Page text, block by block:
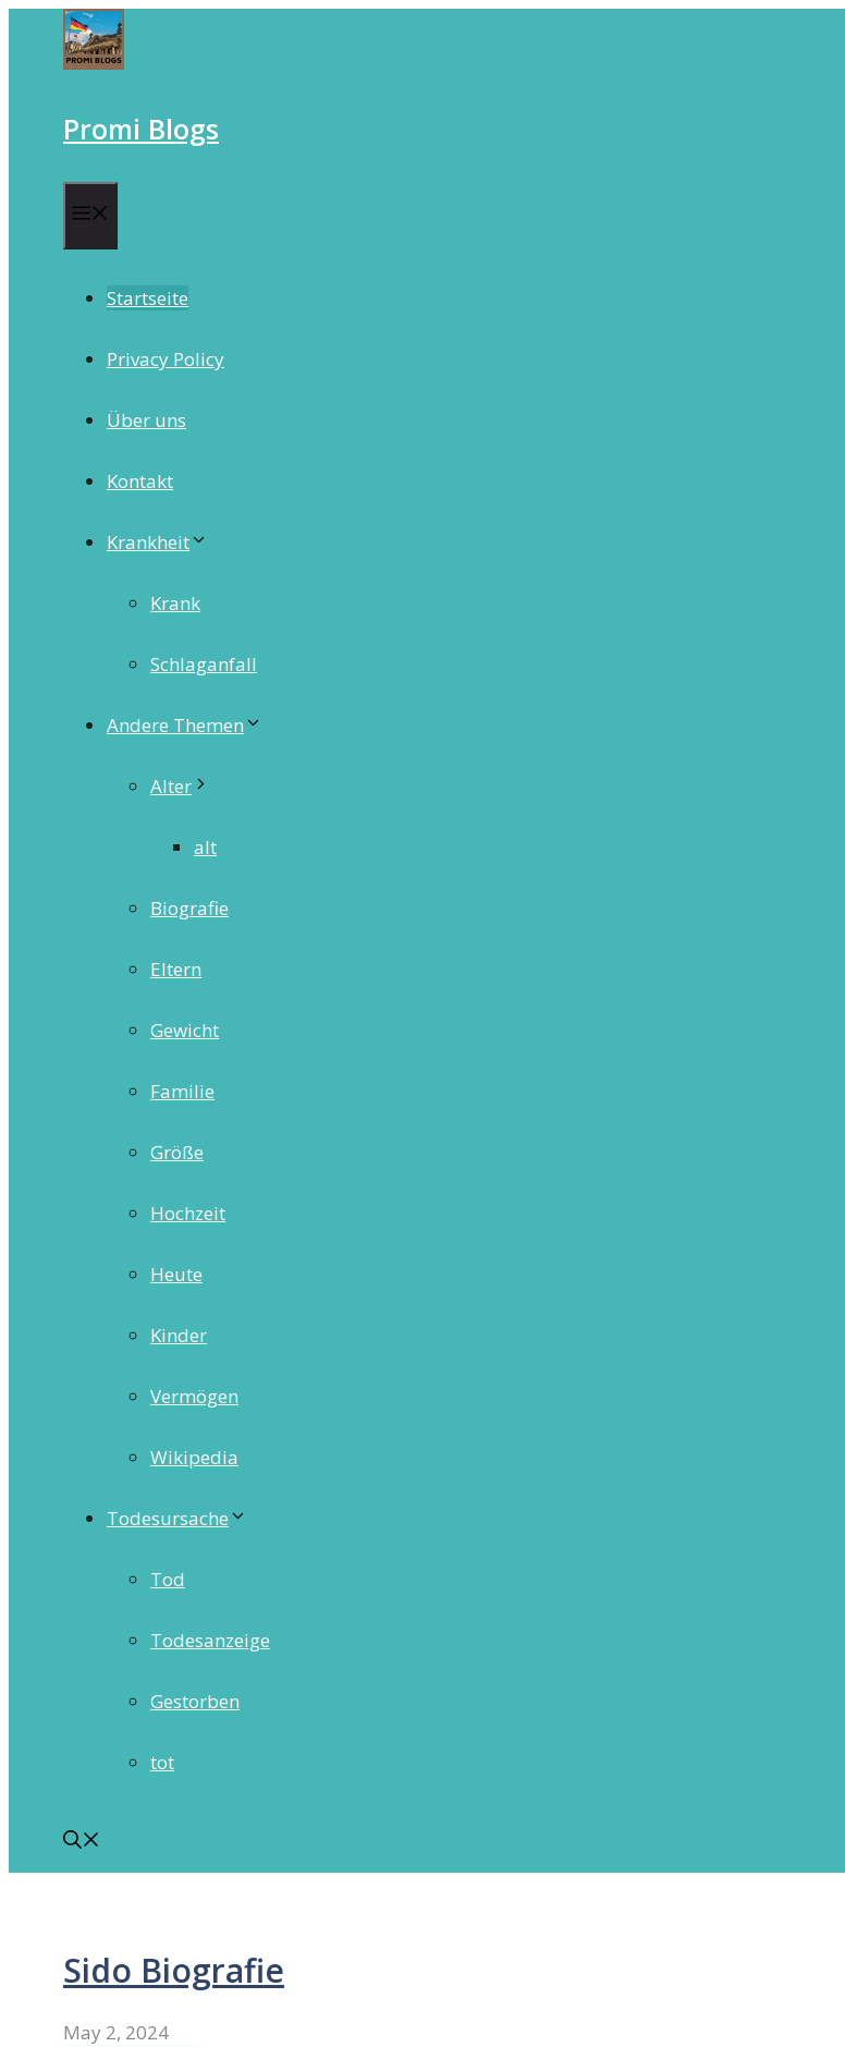
content
Promi Blogs
Startseite
Privacy Policy
Über uns
Kontakt
Krankheit
Krank
Schlaganfall
Andere Themen
Alter
alt
Biografie
Eltern
Gewicht
Familie
Größe
Hochzeit
Heute
Kinder
Vermögen
Wikipedia
Todesursache
Tod
Todesanzeige
Gestorben
tot
Sido Biografie
May 2, 2024